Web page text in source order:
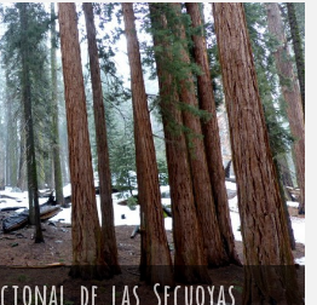
de las Secuoyas